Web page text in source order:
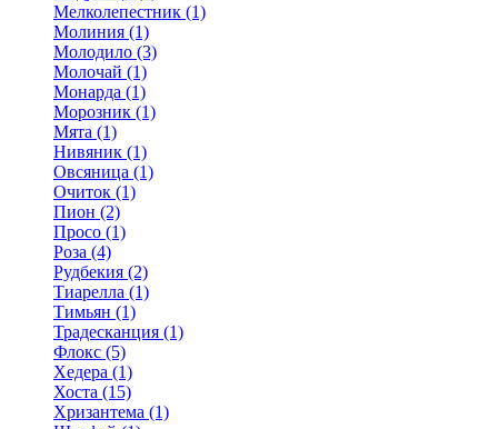
Мелколепестник (1)
Молиния (1)
Молодило (3)
Молочай (1)
Монарда (1)
Морозник (1)
Мята (1)
Нивяник (1)
Овсяница (1)
Очиток (1)
Пион (2)
Просо (1)
Роза (4)
Рудбекия (2)
Тиарелла (1)
Тимьян (1)
Традесканция (1)
Флокс (5)
Хедера (1)
Хоста (15)
Хризантема (1)